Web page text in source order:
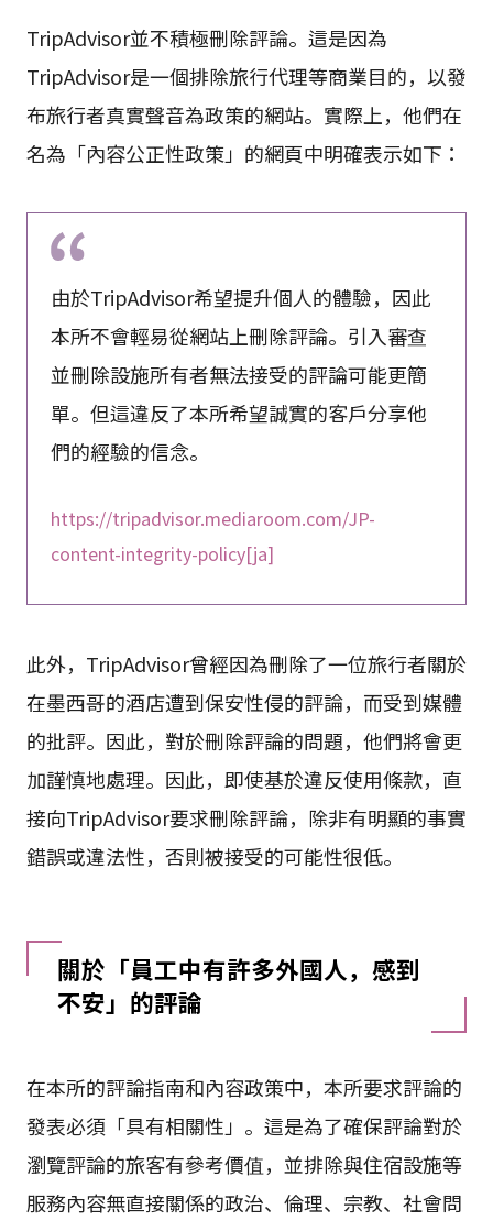
TripAdvisor並不積極刪除評論。這是因為
TripAdvisor是一個排除旅行代理等商業目的，以發
布旅行者真實聲音為政策的網站。實際上，他們在
名為「內容公正性政策」的網頁中明確表示如下：
由於TripAdvisor希望提升個人的體驗，因此
本所不會輕易從網站上刪除評論。引入審查
並刪除設施所有者無法接受的評論可能更簡
單。但這違反了本所希望誠實的客戶分享他
們的經驗的信念。
https://tripadvisor.mediaroom.com/JP-
content-integrity-policy[ja]
此外，TripAdvisor曾經因為刪除了一位旅行者關於
在墨西哥的酒店遭到保安性侵的評論，而受到媒體
的批評。因此，對於刪除評論的問題，他們將會更
加謹慎地處理。因此，即使基於違反使用條款，直
接向TripAdvisor要求刪除評論，除非有明顯的事實
錯誤或違法性，否則被接受的可能性很低。
關於「員工中有許多外國人，感到
不安」的評論
在本所的評論指南和內容政策中，本所要求評論的
發表必須「具有相關性」。這是為了確保評論對於
瀏覽評論的旅客有參考價值，並排除與住宿設施等
服務內容無直接關係的政治、倫理、宗教、社會問